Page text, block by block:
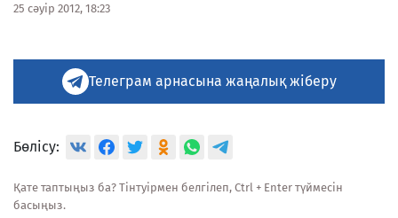
25 сәуір 2012, 18:23
Телеграм арнасына жаңалық жіберу
Бөлісу:
Қате таптыңыз ба? Тінтуірмен белгілеп, Ctrl + Enter түймесін
басыңыз.